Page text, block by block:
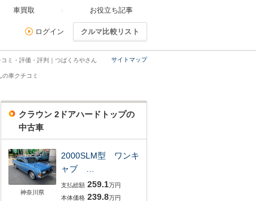
車買取 お役立ち記事
ログイン クルマ比較リスト
サイトマップ
ミ・評価・評判｜つばくろやさん
車クチコミ
クラウン 2ドアハードトップの
中古車
神奈川県
2000SLM型 ワンキ
ャブ …
支払総額 259.1万円
本体価格 239.8万円